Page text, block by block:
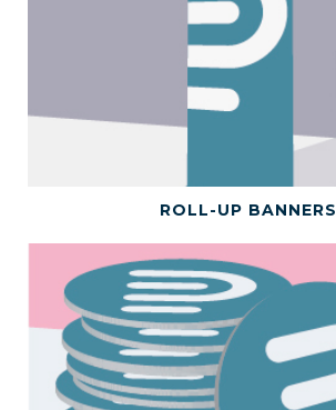
BEKIJK DIT PRODUCT
ROLL-UP BANNERS